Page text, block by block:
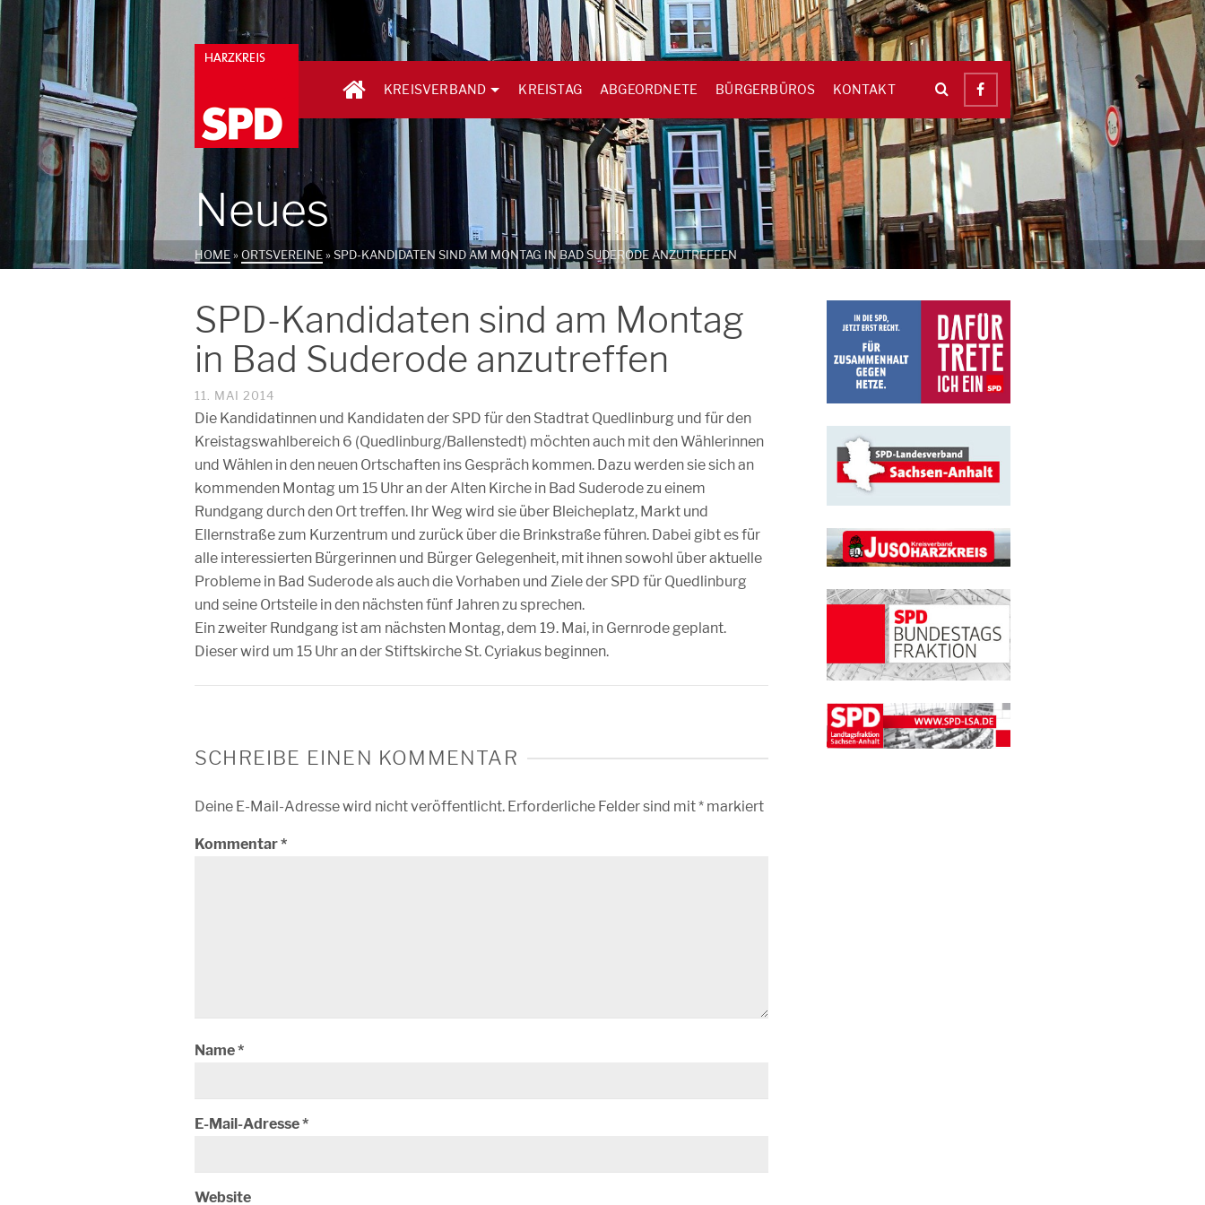
KREISVERBAND KREISTAG ABGEORDNETE BÜRGERBÜROS KONTAKT
Neues
HOME»ORTSVEREINE»SPD-KANDIDATEN SIND AM MONTAG IN BAD SUDERODE ANZUTREFFEN
SPD-Kandidaten sind am Montag
in Bad Suderode anzutreffen
11. MAI 2014
Die Kandidatinnen und Kandidaten der SPD für den Stadtrat Quedlinburg und für den
Kreistagswahlbereich 6 (Quedlinburg/Ballenstedt) möchten auch mit den Wählerinnen
und Wählen in den neuen Ortschaften ins Gespräch kommen. Dazu werden sie sich an
kommenden Montag um 15 Uhr an der Alten Kirche in Bad Suderode zu einem
Rundgang durch den Ort treffen. Ihr Weg wird sie über Bleicheplatz, Markt und
Ellernstraße zum Kurzentrum und zurück über die Brinkstraße führen. Dabei gibt es für
alle interessierten Bürgerinnen und Bürger Gelegenheit, mit ihnen sowohl über aktuelle
Probleme in Bad Suderode als auch die Vorhaben und Ziele der SPD für Quedlinburg
und seine Ortsteile in den nächsten fünf Jahren zu sprechen.
Ein zweiter Rundgang ist am nächsten Montag, dem 19. Mai, in Gernrode geplant.
Dieser wird um 15 Uhr an der Stiftskirche St. Cyriakus beginnen.
SCHREIBE EINEN KOMMENTAR
Deine E-Mail-Adresse wird nicht veröffentlicht. Erforderliche Felder sind mit* markiert
Kommentar*
Name*
E-Mail-Adresse*
Website